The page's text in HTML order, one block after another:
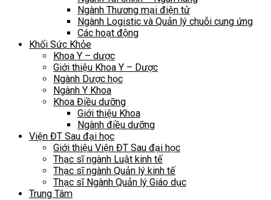
Ngành Thương mại điện tử
Ngành Logistic và Quản lý chuỗi cung ứng
Các hoạt động
Khối Sức Khỏe
Khoa Y – dược
Giới thiệu Khoa Y – Dược
Ngành Dược học
Ngành Y Khoa
Khoa Điều dưỡng
Giới thiệu Khoa
Ngành điều dưỡng
Viện ĐT Sau đại học
Giới thiệu Viện ĐT Sau đại học
Thạc sĩ ngành Luật kinh tế
Thạc sĩ ngành Quản lý kinh tế
Thạc sĩ Ngành Quản lý Giáo dục
Trung Tâm